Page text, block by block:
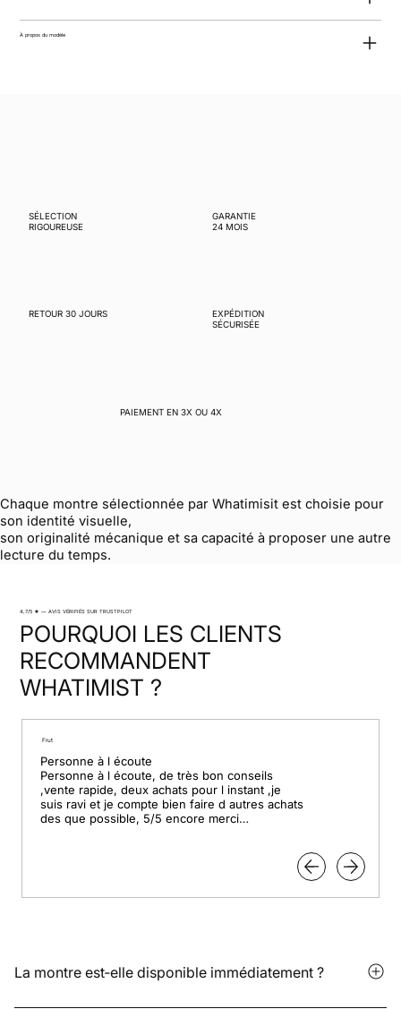
À propos du modèle
SÉLECTION
RIGOUREUSE
GARANTIE
24 MOIS
RETOUR 30 JOURS
EXPÉDITION
SÉCURISÉE
PAIEMENT EN 3X OU 4X
Chaque montre sélectionnée par Whatimisit est choisie pour
son identité visuelle,
son originalité mécanique et sa capacité à proposer une autre
lecture du temps.
Frut
Personne à l écoute
Personne à l écoute, de très bon conseils
,vente rapide, deux achats pour l instant ,je
suis ravi et je compte bien faire d autres achats
des que possible, 5/5 encore merci
4,7/5 ★ — AVIS VÉRIFIÉS SUR TRUSTPILOT
POURQUOI LES CLIENTS
RECOMMANDENT
WHATIMIST ?
La montre est‑elle disponible immédiatement ?